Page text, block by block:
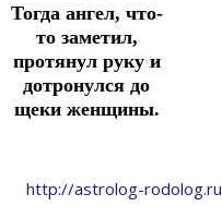
Тогда ангел, что-
то заметил,
протянул руку и
дотронулся до
щеки женщины.
http://astrolog-rodolog.ru